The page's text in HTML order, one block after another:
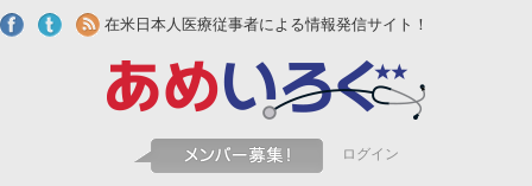
Skip to main content
在米日本人医療従事者による情報発信サイト！
ログイン